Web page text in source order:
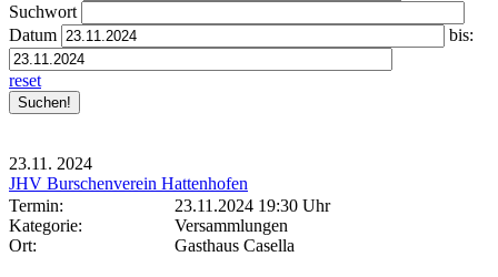
Suchwort
Datum
bis:
reset
23.11. 2024
JHV Burschenverein Hattenhofen
Termin:
23.11.2024 19:30 Uhr
Kategorie:
Versammlungen
Ort:
Gasthaus Casella